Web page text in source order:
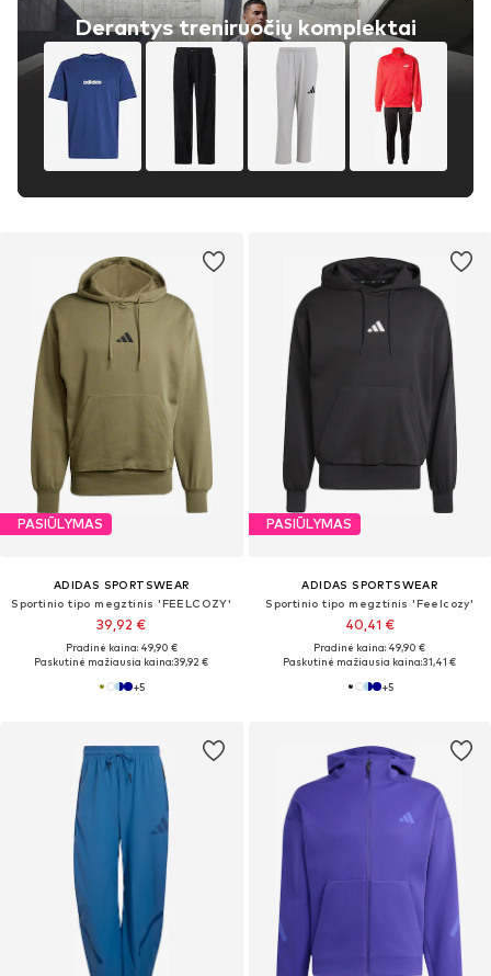
Derantys treniruočių komplektai
PASIŪLYMAS
ADIDAS SPORTSWEAR
Sportinio tipo megztinis 'FEELCOZY'
39,92 €
Pradinė kaina: 49,90 €
Paskutinė mažiausia kaina:39,92 €
+5
PASIŪLYMAS
ADIDAS SPORTSWEAR
Sportinio tipo megztinis 'Feelcozy'
40,41 €
Pradinė kaina: 49,90 €
Paskutinė mažiausia kaina:31,41 €
+5